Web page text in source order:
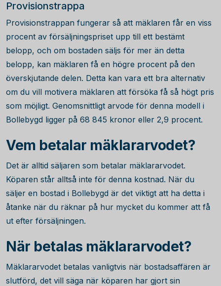
Provisionstrappa
Provisionstrappan fungerar så att mäklaren får en viss
procent av försäljningspriset upp till ett bestämt
belopp, och om bostaden säljs för mer än detta
belopp, kan mäklaren få en högre procent på den
överskjutande delen. Detta kan vara ett bra alternativ
om du vill motivera mäklaren att försöka få så högt pris
som möjligt. Genomsnittligt arvode för denna modell i
Bollebygd ligger på 68 845 kronor eller 2,9 procent.
Vem betalar mäklararvodet?
Det är alltid säljaren som betalar mäklararvodet.
Köparen står alltså inte för denna kostnad. När du
säljer en bostad i Bollebygd är det viktigt att ha detta i
åtanke när du räknar på hur mycket du kommer att få
ut efter försäljningen.
När betalas mäklararvodet?
Mäklararvodet betalas vanligtvis när bostadsaffären är
slutförd, det vill säga när köparen har gjort sin